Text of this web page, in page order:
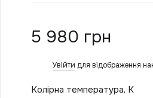
5 980 грн
Увійти для відображення
Колірна температура, K